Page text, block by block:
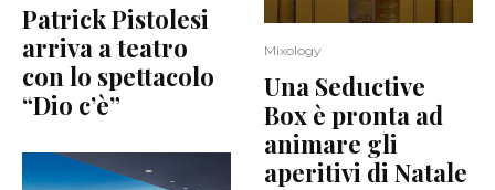
Patrick Pistolesi
arriva a teatro
con lo spettacolo
“Dio c’è”
Mixology
Una Seductive
Box è pronta ad
animare gli
aperitivi di Natale